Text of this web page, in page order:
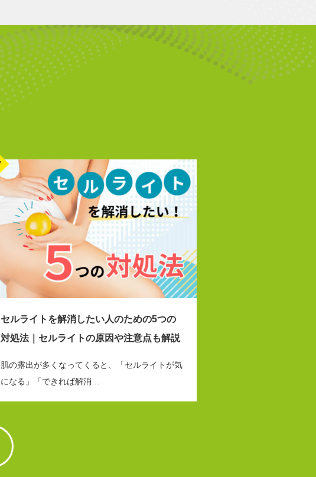
セルライトを解消したい人のための5つの
対処法｜セルライトの原因や注意点も解説
肌の露出が多くなってくると、「セルライトが気
になる」「できれば解消…